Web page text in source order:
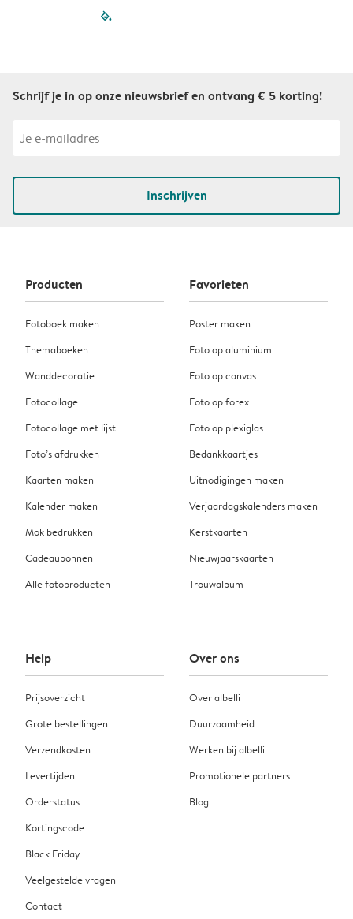
filled-pagination
Schrijf je in op onze nieuwsbrief en ontvang € 5 korting!
Inschrijven
Producten
Fotoboek maken
Themaboeken
Wanddecoratie
Fotocollage
Fotocollage met lijst
Foto’s afdrukken
Kaarten maken
Kalender maken
Mok bedrukken
Cadeaubonnen
Alle fotoproducten
Favorieten
Poster maken
Foto op aluminium
Foto op canvas
Foto op forex
Foto op plexiglas
Bedankkaartjes
Uitnodigingen maken
Verjaardagskalenders maken
Kerstkaarten
Nieuwjaarskaarten
Trouwalbum
Help
Prijsoverzicht
Grote bestellingen
Verzendkosten
Levertijden
Orderstatus
Kortingscode
Black Friday
Veelgestelde vragen
Contact
Over ons
Over albelli
Duurzaamheid
Werken bij albelli
Promotionele partners
Blog